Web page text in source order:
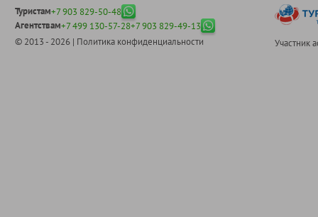
Туристам+7 903 829-50-48
Агентствам+7 499 130-57-28+7 903 829-49-13
© 2013 - 2026 | Политика конфиденциальности Участник